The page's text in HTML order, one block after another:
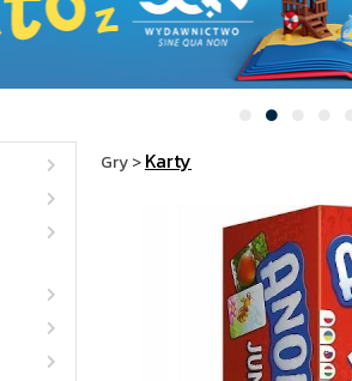
Gry>Karty